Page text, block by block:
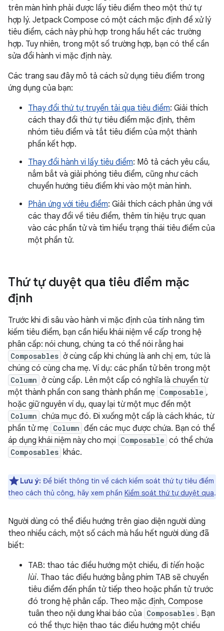
trên màn hình phải được lấy tiêu điểm theo một thứ tự
hợp lý. Jetpack Compose có một cách mặc định để xử lý
tiêu điểm, cách này phù hợp trong hầu hết các trường
hợp. Tuy nhiên, trong một số trường hợp, bạn có thể cần
sửa đổi hành vi mặc định này.
Các trang sau đây mô tả cách sử dụng tiêu điểm trong
ứng dụng của bạn:
Thay đổi thứ tự truyền tải qua tiêu điểm: Giải thích
cách thay đổi thứ tự tiêu điểm mặc định, thêm
nhóm tiêu điểm và tắt tiêu điểm của một thành
phần kết hợp.
Thay đổi hành vi lấy tiêu điểm: Mô tả cách yêu cầu,
nắm bắt và giải phóng tiêu điểm, cũng như cách
chuyển hướng tiêu điểm khi vào một màn hình.
Phản ứng với tiêu điểm: Giải thích cách phản ứng với
các thay đổi về tiêu điểm, thêm tín hiệu trực quan
vào các phần tử và tìm hiểu trạng thái tiêu điểm của
một phần tử.
Thứ tự duyệt qua tiêu điểm mặc
định
Trước khi đi sâu vào hành vi mặc định của tính năng tìm
kiếm tiêu điểm, bạn cần hiểu khái niệm về cấp trong hệ
phân cấp: nói chung, chúng ta có thể nói rằng hai
Composables ở cùng cấp khi chúng là anh chị em, tức là
chúng có cùng cha mẹ. Ví dụ: các phần tử bên trong một
Column ở cùng cấp. Lên một cấp có nghĩa là chuyển từ
một thành phần con sang thành phần mẹ Composable ,
hoặc giữ nguyên ví dụ, quay lại từ một mục đến một
Column chứa mục đó. Đi xuống một cấp là cách khác, từ
phần tử mẹ Column đến các mục được chứa. Bạn có thể
áp dụng khái niệm này cho mọi Composable có thể chứa
Composables khác.
Lưu ý: Để biết thông tin về cách kiểm soát thứ tự tiêu điểm
theo cách thủ công, hãy xem phần Kiểm soát thứ tự duyệt qua.
Người dùng có thể điều hướng trên giao diện người dùng
theo nhiều cách, một số cách mà hầu hết người dùng đã
biết:
TAB: thao tác điều hướng một chiều, đi tiến hoặc
lùi. Thao tác điều hướng bằng phím TAB sẽ chuyển
tiêu điểm đến phần tử tiếp theo hoặc phần tử trước
đó trong hệ phân cấp. Theo mặc định, Compose
tuân theo nội dung khai báo của Composables . Bạn
có thể thực hiện thao tác điều hướng một chiều